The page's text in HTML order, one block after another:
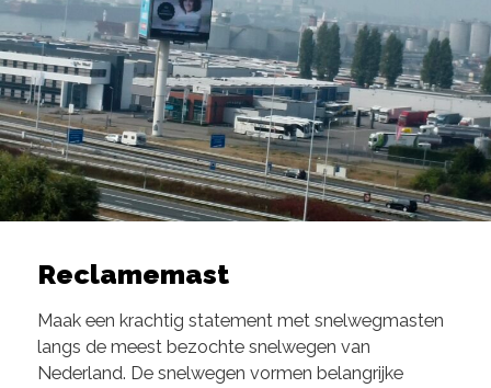
Reclamemast
Maak een krachtig statement met snelwegmasten
langs de meest bezochte snelwegen van
Nederland. De snelwegen vormen belangrijke